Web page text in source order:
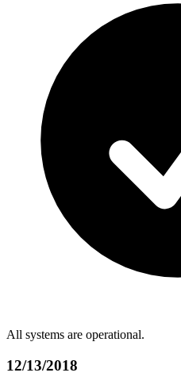
All systems are operational.
12/13/2018